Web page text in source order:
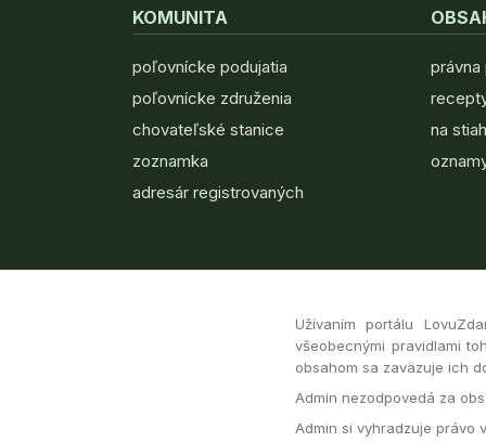
KOMUNITA
poľovnícke podujatia
poľovnícke združenia
chovateľské stanice
zoznamka
adresár registrovaných
právna
na
Užívaním portálu
všeobecnými pravidlami
obsahom sa zaväzuje ich
Admin nezodpovedá za
Admin si vyhradzuje právo